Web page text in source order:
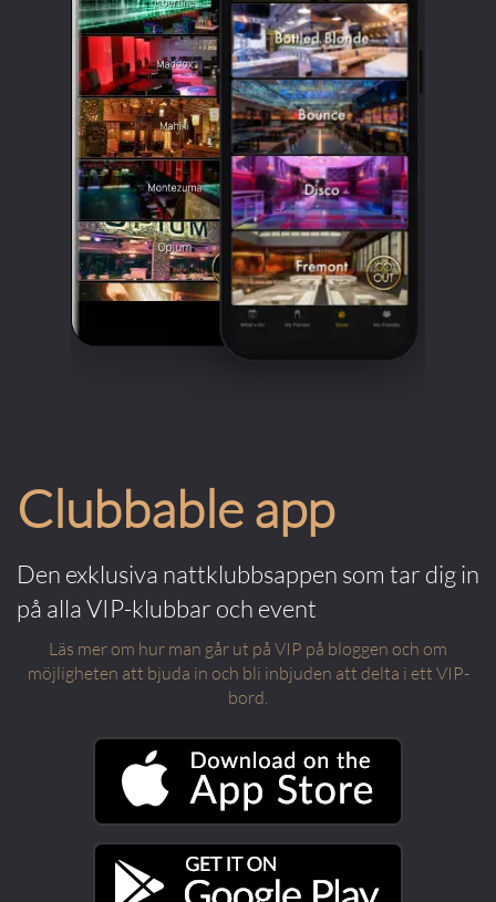
Clubbable
sociala
konton
Clubbable app
Den exklusiva nattklubbsappen som tar dig in
på alla VIP-klubbar och event
Läs mer om hur man går ut på VIP på bloggen och om
möjligheten att bjuda in och bli inbjuden att delta i ett VIP-
bord.